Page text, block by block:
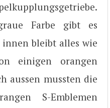
Farbe gibt es
bleibt alles wie
einigen orangen
aussen mussten die
S-Emblemen